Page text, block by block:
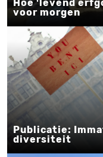
Hoe 'levend
voor morgen
Publicatie:
diversiteit